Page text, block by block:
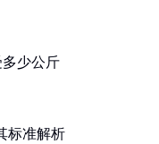
少公斤
标准解析